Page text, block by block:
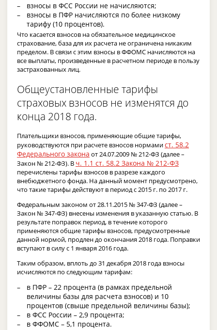
взносы в ФСС России не начисляются;
взносы в ПФР начисляются по более низкому
тарифу (10 процентов).
Что касается взносов на обязательное медицинское
страхование, база для их расчета не ограничена никаким
пределом. В связи с этим взносы в ФФОМС начисляются на
все выплаты, произведенные в расчетном периоде в пользу
застрахованных лиц.
Общеустановленные тарифы
страховых взносов не изменятся до
конца 2018 года.
Плательщики взносов, применяющие общие тарифы,
руководствуются при расчете взносов нормамист. 58.2
Федерального закона от 24.07.2009 № 212-ФЗ (далее –
Закон № 212-ФЗ). В ч. 1.1 ст. 58.2 Закона № 212-ФЗ
перечислены тарифы взносов в разрезе каждого
внебюджетного фонда. На данный момент предусмотрено,
что такие тарифы действуют в период с 2015 г. по 2017 г.
Федеральным законом от 28.11.2015 № 347-ФЗ (далее –
Закон № 347-ФЗ) внесены изменения в указанную статью. В
результате поправок период, в течение которого
применяются общие тарифы взносов, предусмотренные
данной нормой, продлен до окончания 2018 года. Поправки
вступают в силу с 1 января 2016 года.
Таким образом, вплоть до 31 декабря 2018 года взносы
исчисляются по следующим тарифам:
в ПФР – 22 процента (в рамках предельной
величины базы для расчета взносов) и 10
процентов (свыше предельной величины базы);
в ФСС России – 2,9 процента;
в ФФОМС – 5,1 процента.